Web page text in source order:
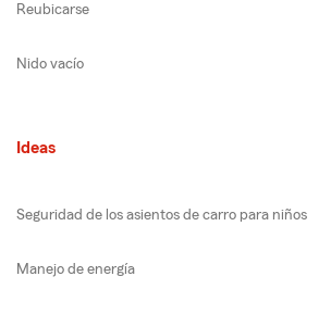
Reubicarse
Nido vacío
Ideas
Seguridad de los asientos de carro para niños
Manejo de energía